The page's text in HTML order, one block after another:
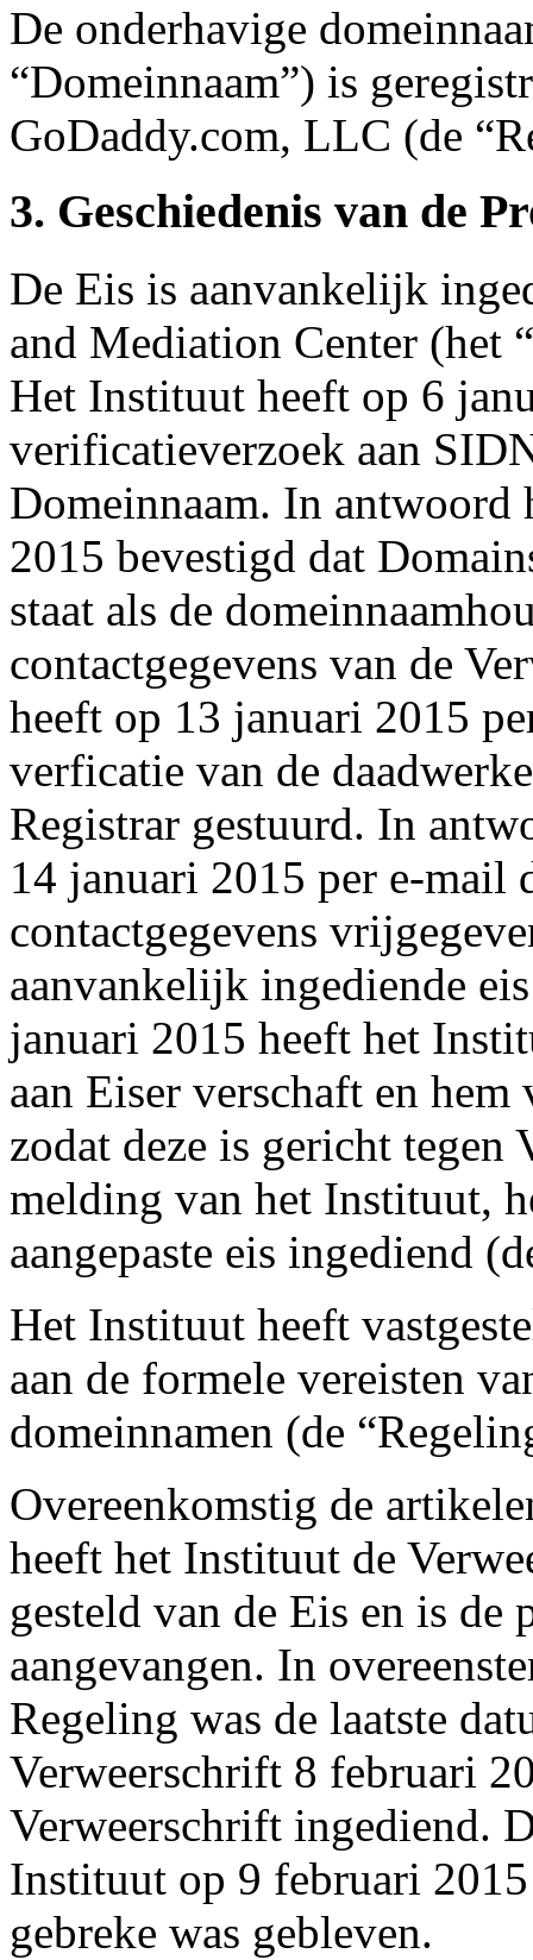
De onderhavige
“Domeinnaam”) is
GoDaddy.com, LLC (de
3. Geschiedenis van de
De Eis is aanvankelijk
and Mediation Center (het
Het Instituut heeft op 6
verificatieverzoek aan
Domeinnaam. In
2015 bevestigd dat
staat als de
contactgegevens van de
heeft op 13 januari 2015
verficatie van de
Registrar gestuurd. In
14 januari 2015 per e-mail
contactgegevens
aanvankelijk ingediende
januari 2015 heeft het
aan Eiser verschaft en hem
zodat deze is gericht tegen
melding van het Instituut,
aangepaste eis ingediend
Het Instituut heeft
aan de formele vereisten
domeinnamen (de
Overeenkomstig de
heeft het Instituut de
gesteld van de Eis en is
aangevangen. In
Regeling was de laatste
Verweerschrift 8 februari
Verweerschrift ingediend.
Instituut op 9 februari
gebreke was gebleven.